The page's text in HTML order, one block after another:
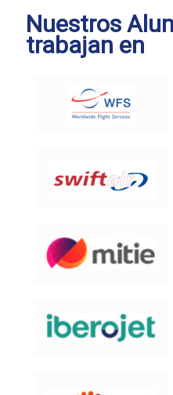
Nuestros
trabajan en